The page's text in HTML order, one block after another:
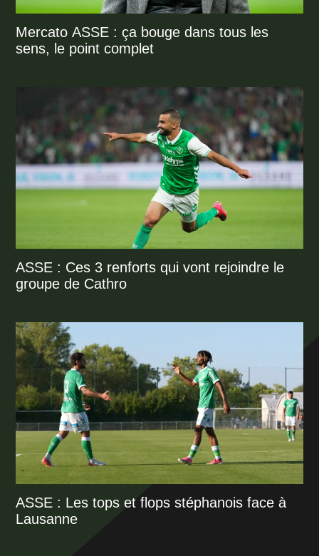
Mercato ASSE : ça bouge dans tous les
sens, le point complet
ASSE : Ces 3 renforts qui vont rejoindre le
groupe de Cathro
ASSE : Les tops et flops stéphanois face à
Lausanne